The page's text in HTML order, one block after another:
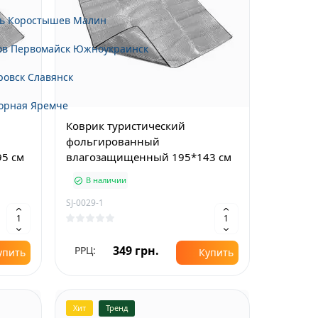
Коростышев Малин
Первомайск Южноукраинск
Славянск
Яремче
см
Коврик туристический
фольгированный
влагозащищенный 195*143 см
В наличии
SJ-0029-1
РРЦ: 349 грн. Купить
Хит Тренд